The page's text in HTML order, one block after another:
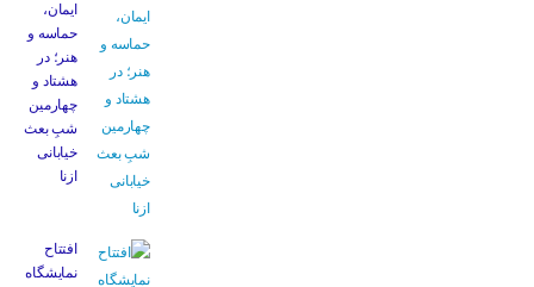
ایمان،
حماسه و
هنر؛ در
هشتاد و
چهارمین
شبِ بعث
خیابانی
ازنا
افتتاح
نمایشگاه